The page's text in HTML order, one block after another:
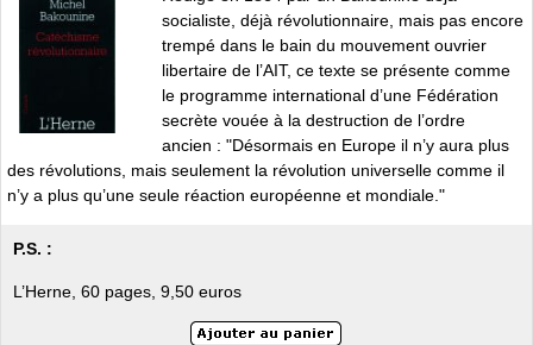
socialiste, déjà révolutionnaire, mais pas encore
trempé dans le bain du mouvement ouvrier
libertaire de l’AIT, ce texte se présente comme
le programme international d’une Fédération
secrète vouée à la destruction de l’ordre
ancien : "Désormais en Europe il n’y aura plus
des révolutions, mais seulement la révolution universelle comme il
n’y a plus qu’une seule réaction européenne et mondiale."
P.S. :
L’Herne, 60 pages, 9,50 euros